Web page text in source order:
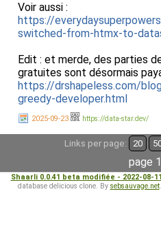
Voir aussi :
https://
switched-from-htmx-to-
Edit : et merde, des parties
gratuites sont désormais
https://drshapeless.com/
greedy-developer.html
2025-09-23 https://data-star.dev/
Links per page: 20
page
Shaarli 0.0.41 beta modifiée - 2022-08-11
database delicious clone. By sebsauvage.net